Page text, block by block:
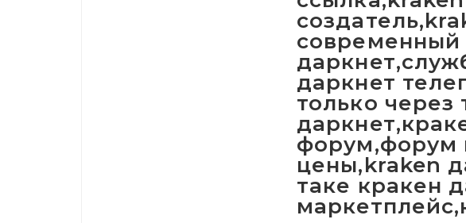
современный
даркнет
только через
форум,форум
цены,kraken
таке кракен